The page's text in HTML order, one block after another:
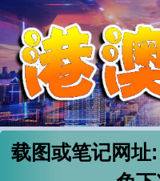
载图或笔记网址: